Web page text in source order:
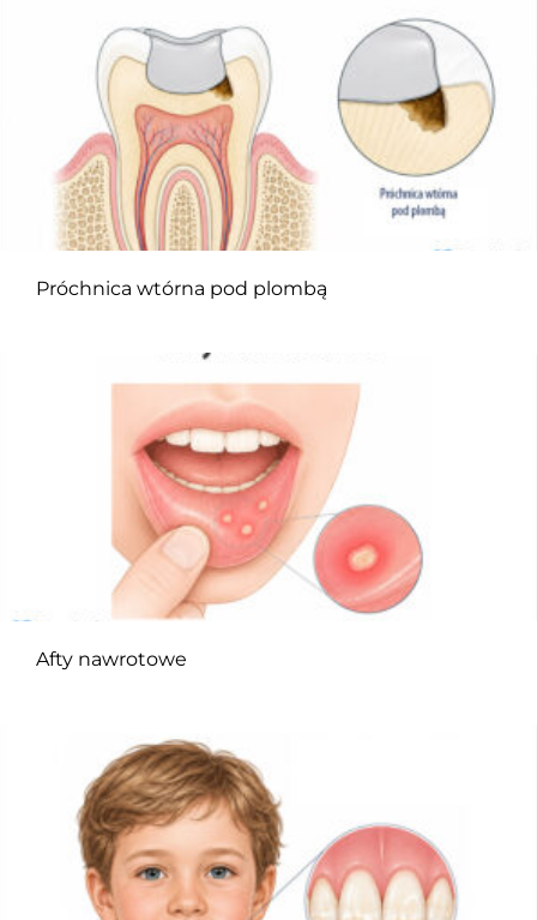
Próchnica wtórna pod plombą
Afty nawrotowe